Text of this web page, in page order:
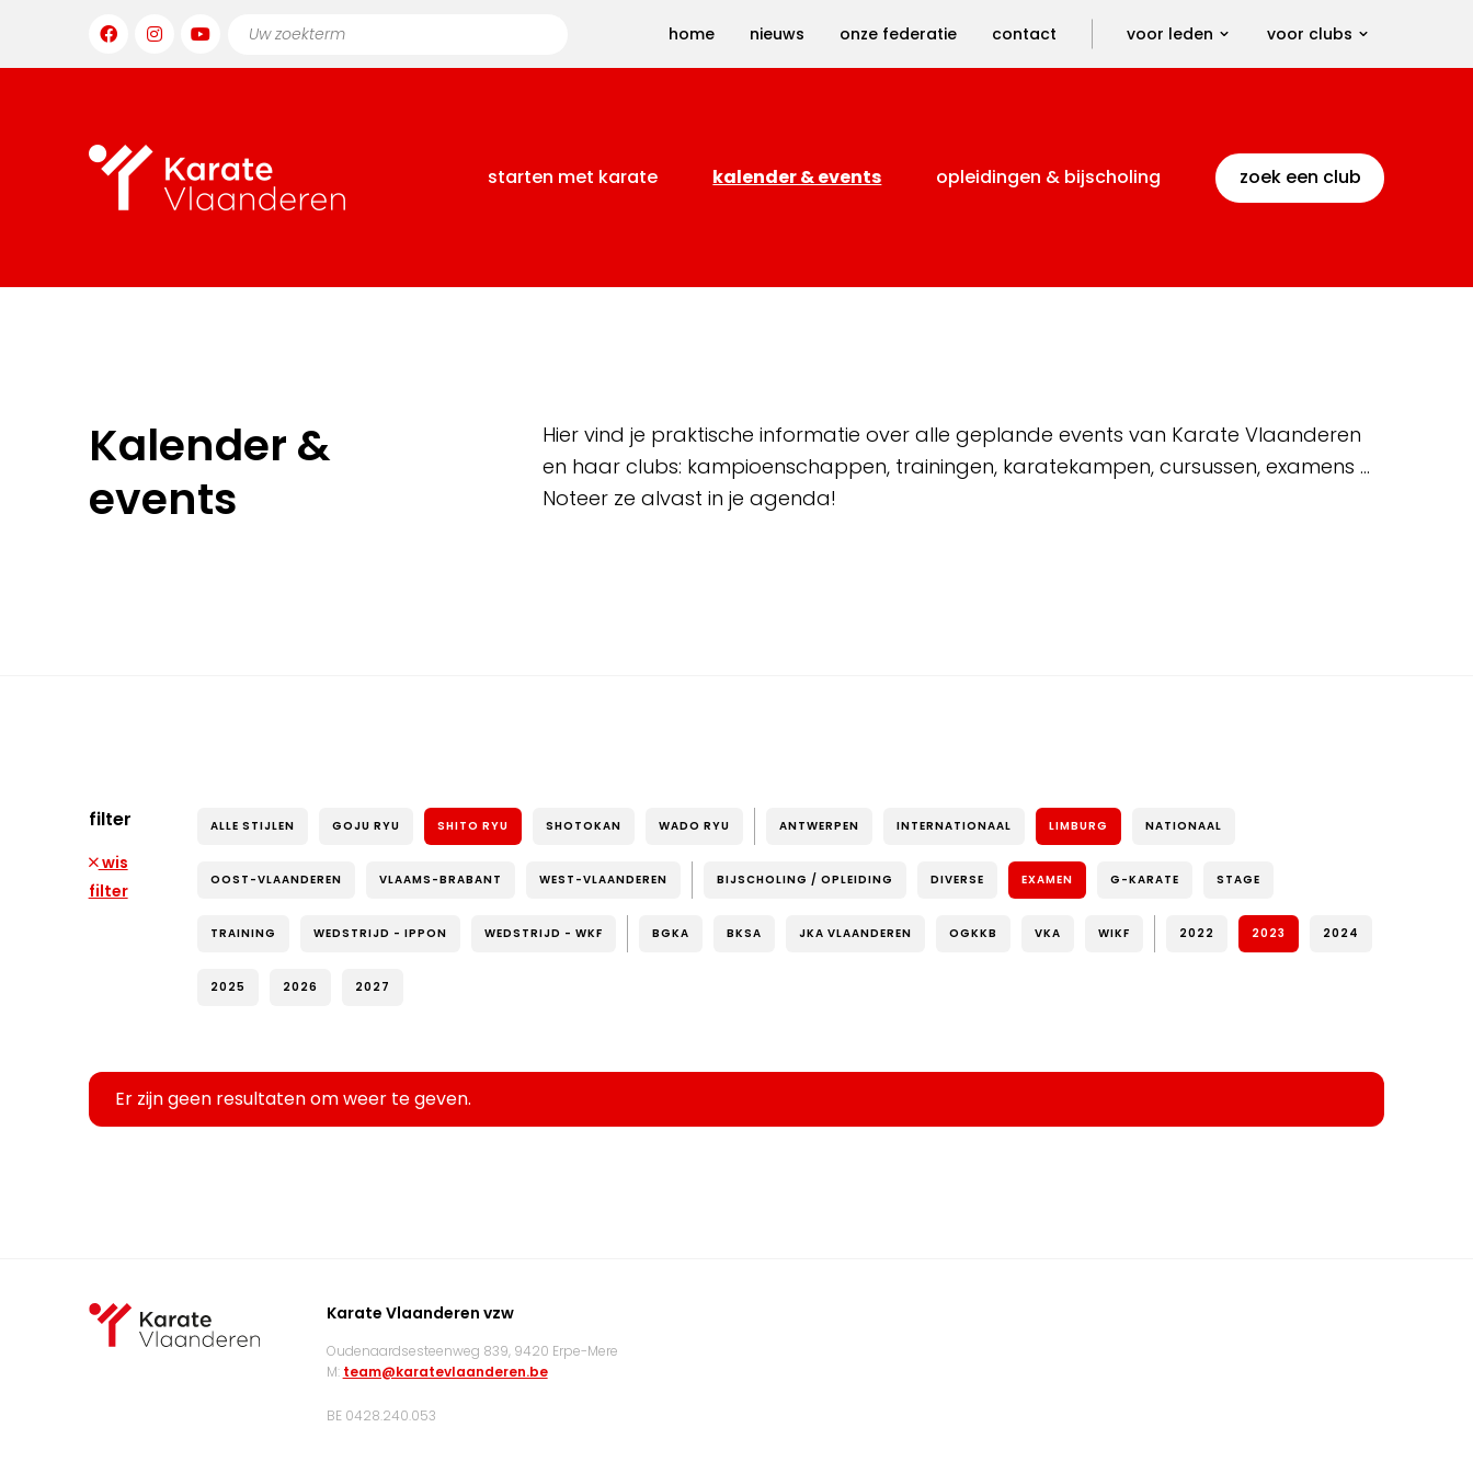
home nieuws onze federatie contact voor leden voor clubs
starten met karate kalender & events opleidingen & bijscholing zoek een club
Kalender &
events
Hier vind je praktische informatie over alle geplande events van Karate Vlaanderen
en haar clubs: kampioenschappen, trainingen, karatekampen, cursussen, examens …
Noteer ze alvast in je agenda!
filter
wis
filter
ALLE STIJLEN GOJU RYU SHITO RYU SHOTOKAN WADO RYU ANTWERPEN INTERNATIONAAL LIMBURG NATIONAAL
OOST-VLAANDEREN VLAAMS-BRABANT WEST-VLAANDEREN BIJSCHOLING / OPLEIDING DIVERSE EXAMEN G-KARATE STAGE
TRAINING WEDSTRIJD - IPPON WEDSTRIJD - WKF BGKA BKSA JKA VLAANDEREN OGKKB VKA WIKF 2022 2023 2024
2025 2026 2027
Er zijn geen resultaten om weer te geven.
Karate Vlaanderen vzw
Oudenaardsesteenweg 839, 9420 Erpe-Mere
M: team@karatevlaanderen.be
BE 0428.240.053